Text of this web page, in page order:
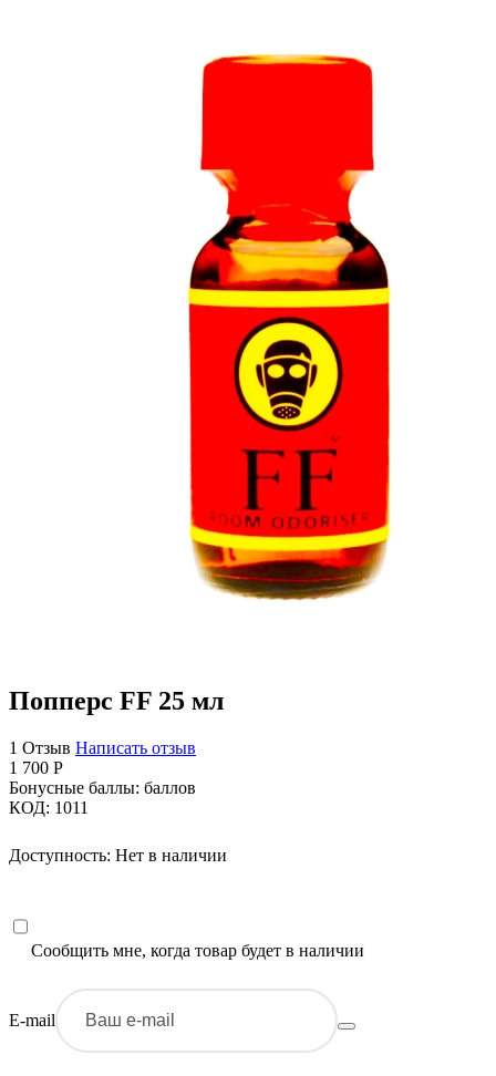
Попперс FF 25 мл
1 Отзыв Написать отзыв
1 700 Р
Бонусные баллы: баллов
КОД: 1011
Доступность: Нет в наличии
Сообщить мне, когда товар будет в наличии
E-mail